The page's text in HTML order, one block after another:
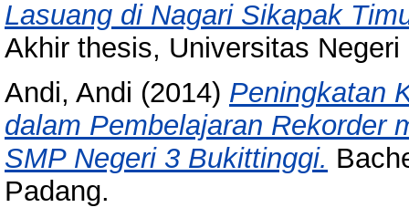
Lasuang di Nagari Sikapak
Akhir thesis, Universitas Negeri
Andi, Andi (2014) Peningkatan
dalam Pembelajaran Rekorder
SMP Negeri 3 Bukittinggi.
Padang.